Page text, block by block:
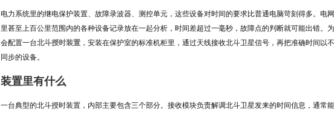
电力系统里的继电保护装置、故障录波器、测控单元，这些设备对时间的要求比普通电脑苛刻得多。电
里甚至上百公里范围内的各种设备记录放在一起分析，时间差超过一毫秒，故障点的判断就可能出错。
会配置一台北斗授时装置 ，安装在保护室的标准机柜里，通过天线接收北斗卫星信号，再把准确时间以
同步的设备。
装置里有什么
一台典型的北斗授时装置，内部主要包含三个部分。接收模块负责解调北斗卫星发来的时间信息，通常